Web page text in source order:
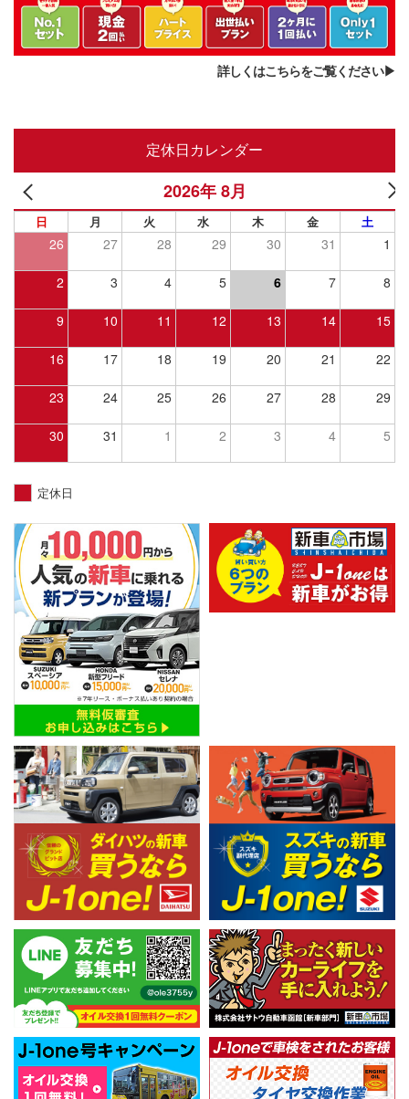
詳しくはこちらをご覧ください▶︎
定休日カレンダー
2026年 8月
日 月 火 水 木 金 土
26 27 28 29 30 31 1
2 3 4 5 6 7 8
9 10 11 12 13 14 15
16 17 18 19 20 21 22
23 24 25 26 27 28 29
30 31 1 2 3 4 5
定休日